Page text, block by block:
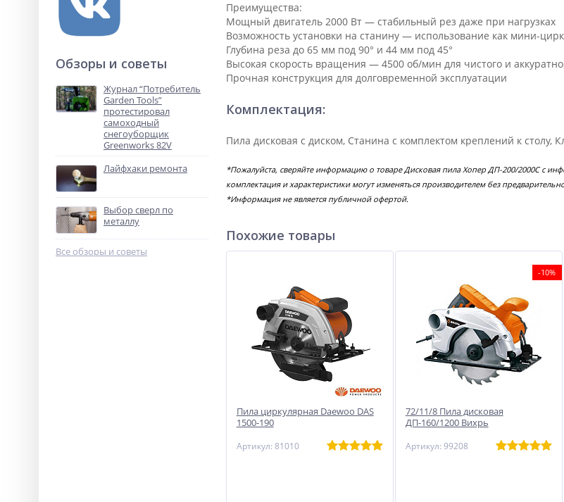
Обзоры и советы
Журнал “Потребитель
Garden Tools”
протестировал
самоходный
снегоуборщик
Greenworks 82V
Лайфхаки ремонта
Выбор сверл по
металлу
Все обзоры и советы
Преимущества:
Мощный двигатель 2000 Вт — стабильный рез даже при нагрузках
Возможность установки на станину — использование как мини-
Глубина реза до 65 мм под 90° и 44 мм под 45°
Высокая скорость вращения — 4500 об/мин для чистого и
Прочная конструкция для долговременной эксплуатации
Комплектация:
Пила дисковая с диском, Станина с комплектом креплений к
*Пожалуйста, сверяйте информацию о товаре Дисковая пила Хопер ДП-200/2000С с
комплектация и характеристики могут изменяться производителем без
*Информация не является публичной офертой.
Похожие товары
Пила циркулярная Daewoo DAS
1500-190
Артикул: 81010
-10%
72/11/8 Пила дисковая
ДП-160/1200 Вихрь
Артикул: 99208